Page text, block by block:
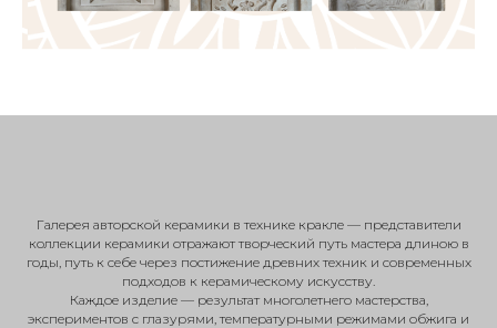
Галерея авторской керамики в технике кракле — представители
коллекции керамики отражают творческий путь мастера длиною в
годы, путь к себе через постижение древних техник и современных
подходов к керамическому искусству.
Каждое изделие — результат многолетнего мастерства,
экспериментов с глазурями, температурными режимами обжига и